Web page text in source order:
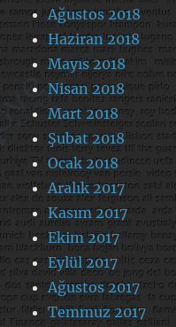
Ağustos 2018
Haziran 2018
Mayıs 2018
Nisan 2018
Mart 2018
Şubat 2018
Ocak 2018
Aralık 2017
Kasım 2017
Ekim 2017
Eylül 2017
Ağustos 2017
Temmuz 2017